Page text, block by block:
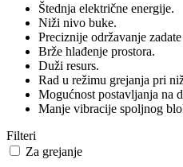
Štednja električne energije.
Niži nivo buke.
Preciznije održavanje
Brže hlađenje prostora.
Duži resurs.
Rad u režimu grejanja pri
Mogućnost postavljanja na
Manje vibracije spoljnog
Filteri
Za grejanje